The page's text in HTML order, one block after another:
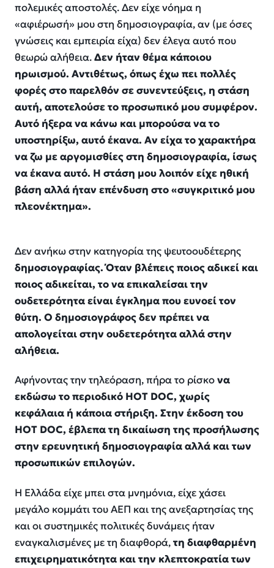
πολεμικές αποστολές. Δεν είχε νόημα η
«αφιέρωσή» μου στη δημοσιογραφία, αν (με όσες
γνώσεις και εμπειρία είχα) δεν έλεγα αυτό που
θεωρώ αλήθεια.Δεν ήταν θέμα κάποιου
ηρωισμού. Αντιθέτως, όπως έχω πει πολλές
φορές στο παρελθόν σε συνεντεύξεις, η στάση
αυτή, αποτελούσε το προσωπικό μου συμφέρον.
Αυτό ήξερα να κάνω και μπορούσα να το
υποστηρίξω, αυτό έκανα. Αν είχα το χαρακτήρα
να ζω με αργομισθίες στη δημοσιογραφία, ίσως
να έκανα αυτό. Η στάση μου λοιπόν είχε ηθική
βάση αλλά ήταν επένδυση στο «συγκριτικό μου
πλεονέκτημα».
Δεν ανήκω στην κατηγορία της ψευτοουδέτερης
δημοσιογραφίας. Όταν βλέπεις ποιος αδικεί και
ποιος αδικείται, το να επικαλείσαι την
ουδετερότητα είναι έγκλημα που ευνοεί τον
θύτη. Ο δημοσιογράφος δεν πρέπει να
απολογείται στην ουδετερότητα αλλά στην
αλήθεια.
Αφήνοντας την τηλεόραση, πήρα το ρίσκονα
εκδώσω το περιοδικό HOT DOC, χωρίς
κεφάλαια ή κάποια στήριξη. Στην έκδοση του
HOT DOC, έβλεπα τη δικαίωση της προσήλωσης
στην ερευνητική δημοσιογραφία αλλά και των
προσωπικών επιλογών.
Η Ελλάδα είχε μπει στα μνημόνια, είχε χάσει
μεγάλο κομμάτι του ΑΕΠ και της ανεξαρτησίας της
και οι συστημικές πολιτικές δυνάμεις ήταν
εναγκαλισμένες με τη διαφθορά,τη διαφθαρμένη
επιχειρηματικότητα και την κλεπτοκρατία των